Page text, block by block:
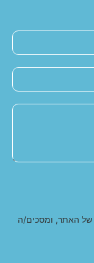
של האתר, ומסכים/ה